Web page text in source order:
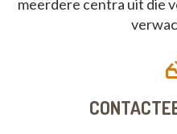
meerdere centra uit die